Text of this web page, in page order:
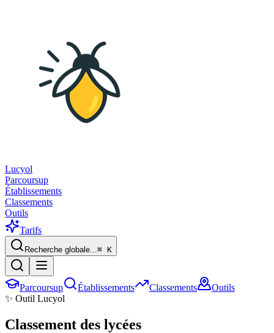
Lucyol
Parcoursup
Établissements
Classements
Outils
Tarifs
Recherche globale...⌘ K
Parcoursup Établissements Classements
Outils
✨ Outil Lucyol
Classement des lycées